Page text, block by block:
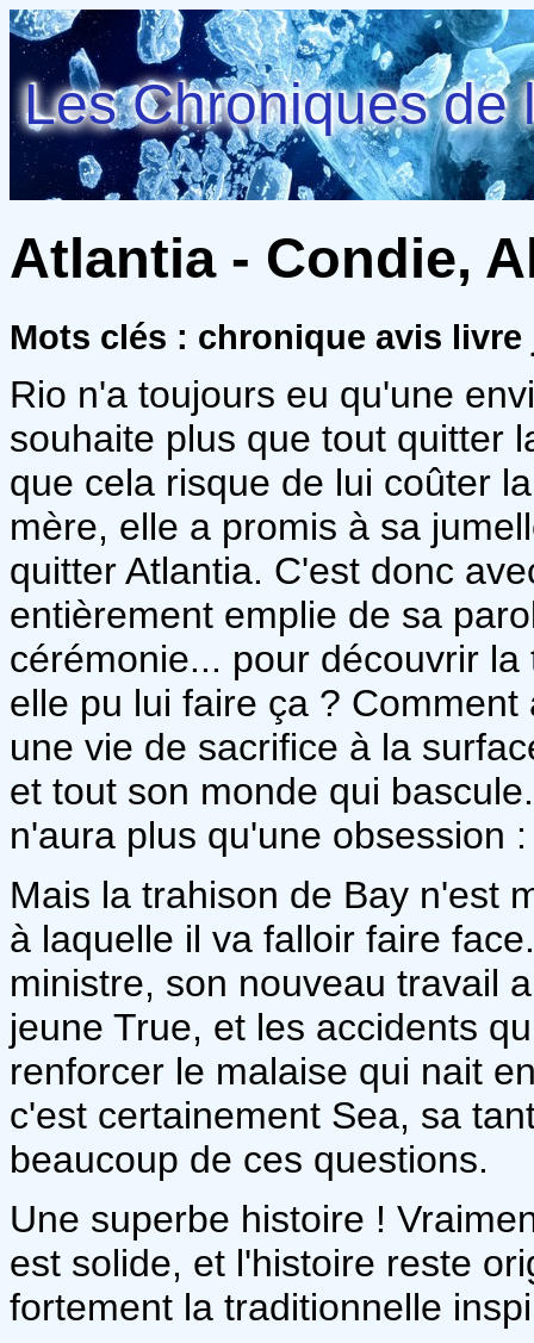
Les Chroniques de
Atlantia - Condie,
Mots clés : chronique avis
Rio n'a toujours eu qu'une
souhaite plus que tout quitter
que cela risque de lui coûter
mère, elle a promis à sa
quitter Atlantia. C'est donc
entièrement emplie de sa
cérémonie... pour découvrir
elle pu lui faire ça ?
une vie de sacrifice à la
et tout son monde qui
n'aura plus qu'une obsession
Mais la trahison de Bay n'est
à laquelle il va falloir faire
ministre, son nouveau travail
jeune True, et les accidents
renforcer le malaise qui nait
c'est certainement Sea, sa
beaucoup de ces questions.
Une superbe histoire !
est solide, et l'histoire reste
fortement la traditionnelle